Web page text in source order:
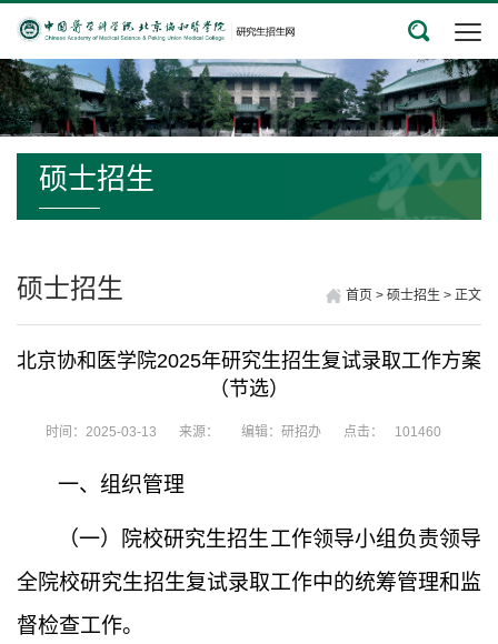
硕士招生
硕士招生 首页 > 硕士招生 > 正文
北京协和医学院2025年研究生招生复试录取工作方案
（节选）
时间：2025-03-13 来源： 编辑：研招办 点击： 101460
一、 组织管理
（一）
院校研究生招生工作领导小组负责领导
全院校研究生招生复试录取工作中的统筹管理和监
督检查工作。